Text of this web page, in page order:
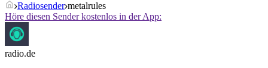
Radiosender metalrules
Höre diesen Sender kostenlos in der App:
radio.de